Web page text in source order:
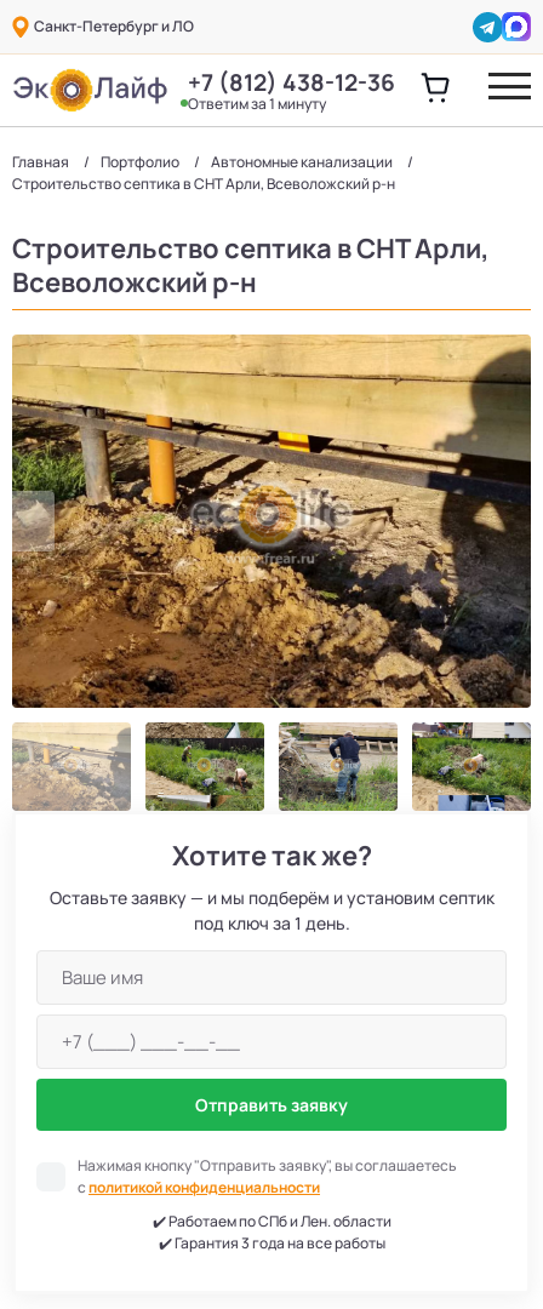
Санкт-Петербург и ЛО
+7 (812) 438-12-36
Ответим за 1 минуту
Главная Портфолио
Автономные канализации
Строительство септика в СНТ Арли, Всеволожский р-н
Строительство септика в СНТ Арли,
Всеволожский р-н
Хотите так же?
Оставьте заявку — и мы подберём и установим септик
под ключ за 1 день.
Отправить заявку
Нажимая кнопку "Отправить заявку", вы соглашаетесь
сполитикой конфиденциальности
✔️ Работаем по СПб и Лен. области
✔️ Гарантия 3 года на все работы